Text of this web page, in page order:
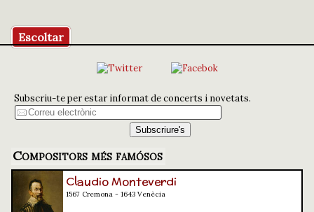
Escoltar
Subscriu-te per estar informat de concerts i novetats.
Compositors més famósos
Claudio Monteverdi
1567 Cremona - 1643 Venècia